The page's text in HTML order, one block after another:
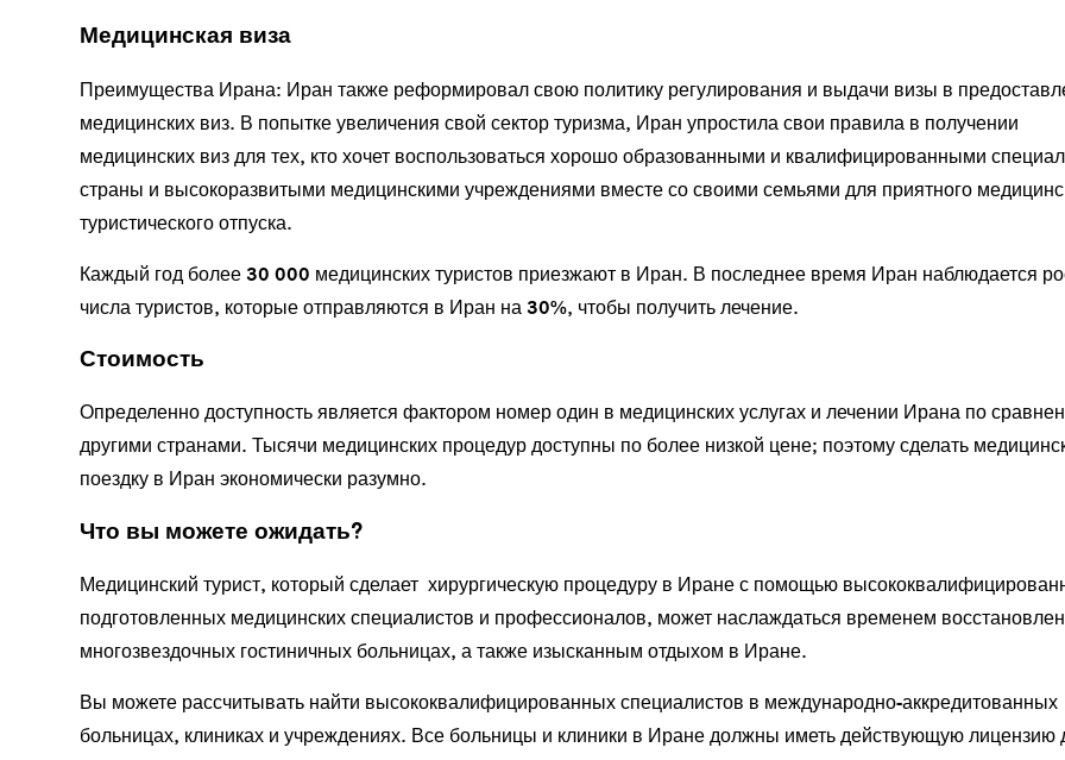
Медицинская виза
Преимущества Ирана: Иран также реформировал свою политику регулирования и выдачи визы в
медицинских виз. В попытке увеличения свой сектор туризма, Иран упростила свои правила в получении
медицинских виз для тех, кто хочет воспользоваться хорошо образованными и квалифицированными
страны и высокоразвитыми медицинскими учреждениями вместе со своими семьями для приятного
туристического отпуска.
Каждый год более 30 000 медицинских туристов приезжают в Иран. В последнее время Иран наблюдается
числа туристов, которые отправляются в Иран на 30%, чтобы получить лечение.
Стоимость
Определенно доступность является фактором номер один в медицинских услугах и лечении Ирана по
другими странами. Тысячи медицинских процедур доступны по более низкой цене; поэтому сделать
поездку в Иран экономически разумно.
Что вы можете ожидать?
Медицинский турист, который сделает хирургическую процедуру в Иране с помощью
подготовленных медицинских специалистов и профессионалов, может наслаждаться временем
многозвездочных гостиничных больницах, а также изысканным отдыхом в Иране.
Вы можете рассчитывать найти высококвалифицированных специалистов в международно-аккредитованных
больницах, клиниках и учреждениях. Все больницы и клиники в Иране должны иметь действующую лицензию